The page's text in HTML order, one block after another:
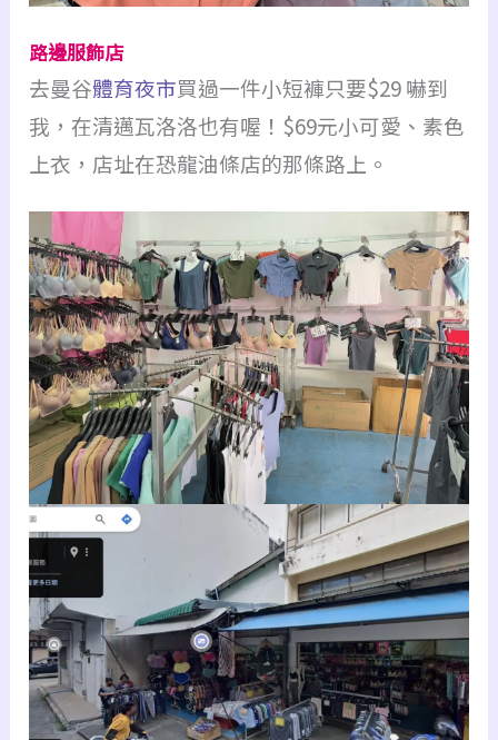
路邊服飾店
去曼谷體育夜市買過一件小短褲只要$29 嚇到
我，在清邁瓦洛洛也有喔！$69元小可愛、素色
上衣，店址在恐龍油條店的那條路上。